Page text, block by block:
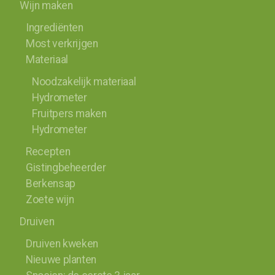
Wijn maken
Ingrediënten
Most verkrijgen
Materiaal
Noodzakelijk materiaal
Hydrometer
Fruitpers maken
Hydrometer
Recepten
Gistingbeheerder
Berkensap
Zoete wijn
Druiven
Druiven kweken
Nieuwe planten